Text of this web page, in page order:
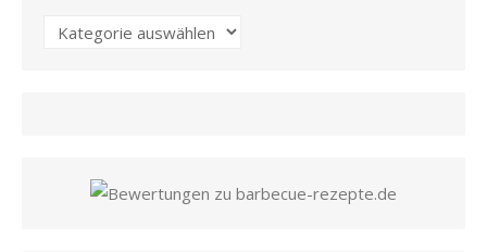
Kategorien